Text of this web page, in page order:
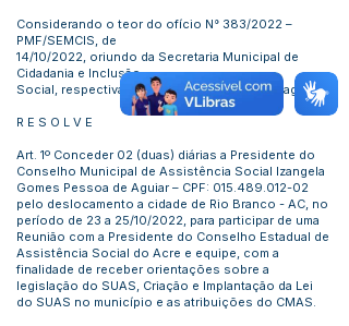
Considerando o teor do ofício N° 383/2022 –
PMF/SEMCIS, de
14/10/2022, oriundo da Secretaria Municipal de
Cidadania e Inclusão
Social, respectivamente com Proposta de Viagem.
R E S O L V E
Art. 1º Conceder 02 (duas) diárias a Presidente do
Conselho Municipal de Assistência Social Izangela
Gomes Pessoa de Aguiar – CPF: 015.489.012-02
pelo deslocamento a cidade de Rio Branco - AC, no
período de 23 a 25/10/2022, para participar de uma
Reunião com a Presidente do Conselho Estadual de
Assistência Social do Acre e equipe, com a
finalidade de receber orientações sobre a
legislação do SUAS, Criação e Implantação da Lei
do SUAS no município e as atribuições do CMAS.